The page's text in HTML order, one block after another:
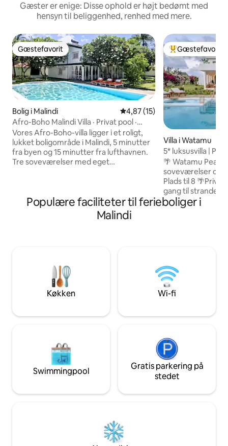
Gæster er enige: Disse ophold er højt bedømt med
hensyn til beliggenhed, renhed med mere.
Gæstefavorit
Gæstefavorit
Bolig i Malindi 4,87 ud af 5 i gennemsnitlig
4,87 (15)
Afro-Boho Malindi Villa · Privat pool ·
Familie
Vores Afro-Boho-villa ligger i et roligt,
lukket boligområde i Malindi, 5 minutter
fra byen og 15 minutter fra lufthavnen.
Tre soveværelser med eget
senge til børn under 12 år – en skøn
bonus til familier. Udendørs: en privat
pool, en overdækket terrasse og en
parkering og solcelleenergi døgnet
Bedste
Gæstefavorit
Villa i Watamu
5* luksusvilla |
🌴 Watamu Pearl
soveværelser og
Plads til 8
gang til stranden
gæster | 🏆 Blandt
på Airbnb -
minutter 🛍
🌅 Mida Creek –
fuglekiggeri 🐍
minutters kørsel
Populære faciliteter til ferieboliger i
Malindi
Køkken Wi-fi
Swimmingpool
Gratis parkering på
stedet